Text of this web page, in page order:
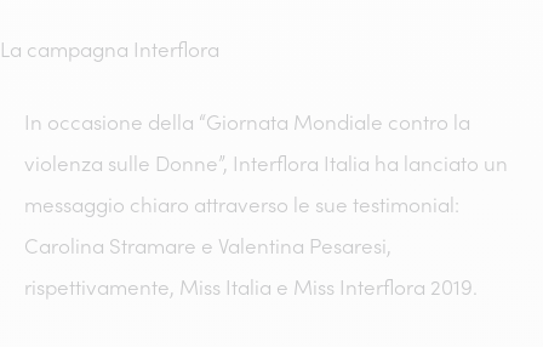
La campagna Interflora
In occasione della “Giornata Mondiale contro la
violenza sulle Donne”, Interflora Italia ha lanciato un
messaggio chiaro attraverso le sue testimonial:
Carolina Stramare e Valentina Pesaresi,
rispettivamente, Miss Italia e Miss Interflora 2019.